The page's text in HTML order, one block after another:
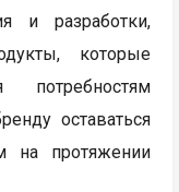
и разработки,
которые
оставаться
на протяжении